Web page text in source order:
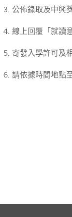
3. 公佈錄取及中興
4. 線上回覆「就讀
5. 寄發入學許可及
6. 請依據時間地點